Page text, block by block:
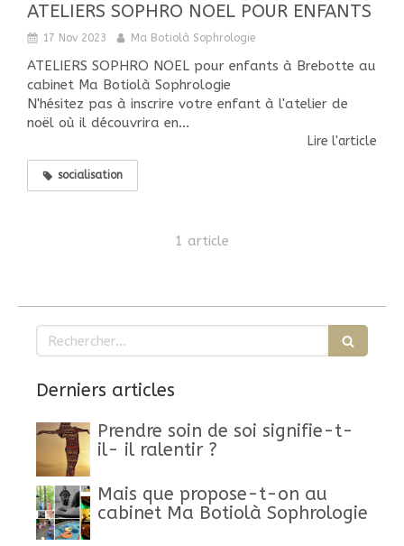
ATELIERS SOPHRO NOEL POUR ENFANTS
17 Nov 2023 Ma Botiolà Sophrologie
ATELIERS SOPHRO NOEL pour enfants à Brebotte au
cabinet Ma Botiolà Sophrologie
N'hésitez pas à inscrire votre enfant à l'atelier de
noël où il découvrira en...
Lire l'article
socialisation
1 article
Rechercher
Derniers articles
Prendre soin de soi signifie-t-
il- il ralentir ?
Mais que propose-t-on au
cabinet Ma Botiolà Sophrologie